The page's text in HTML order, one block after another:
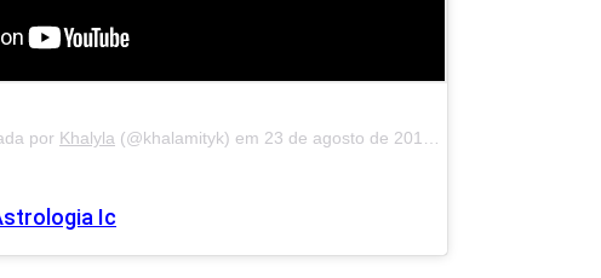
por Khalyla (@khalamityk) em 23 de agosto de 2018 às 15:10 PDT
Ic